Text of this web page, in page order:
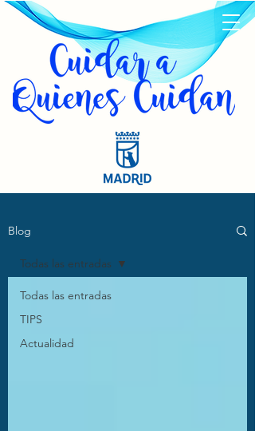
Blog
Todas las entradas
TIPS
Actualidad
Todas las entradas